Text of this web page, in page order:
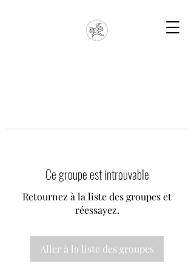
Ce groupe est introuvable
Retournez à la liste des groupes et
réessayez.
Aller à la liste des groupes